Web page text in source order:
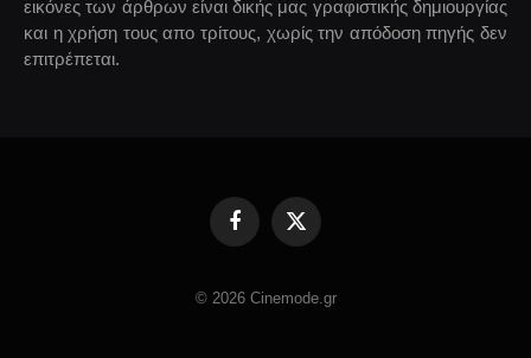
εικόνες των άρθρων είναι δικής μας γραφιστικής δημιουργίας
και η χρήση τους απο τρίτους, χωρίς την απόδοση πηγής δεν
επιτρέπεται.
FacebookX
© 2026 Cinemode.gr